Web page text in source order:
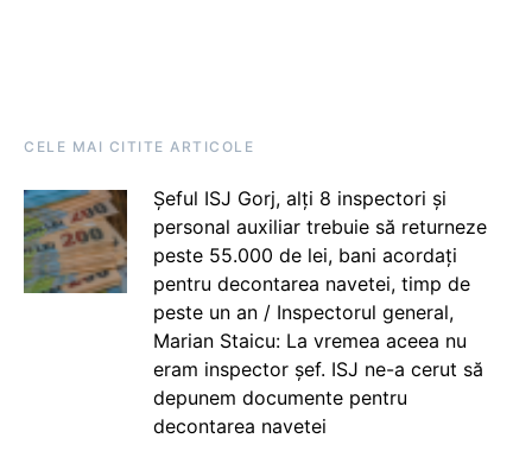
CELE MAI CITITE ARTICOLE
Șeful ISJ Gorj, alți 8 inspectori și
personal auxiliar trebuie să returneze
peste 55.000 de lei, bani acordați
pentru decontarea navetei, timp de
peste un an / Inspectorul general,
Marian Staicu: La vremea aceea nu
eram inspector șef. ISJ ne-a cerut să
depunem documente pentru
decontarea navetei